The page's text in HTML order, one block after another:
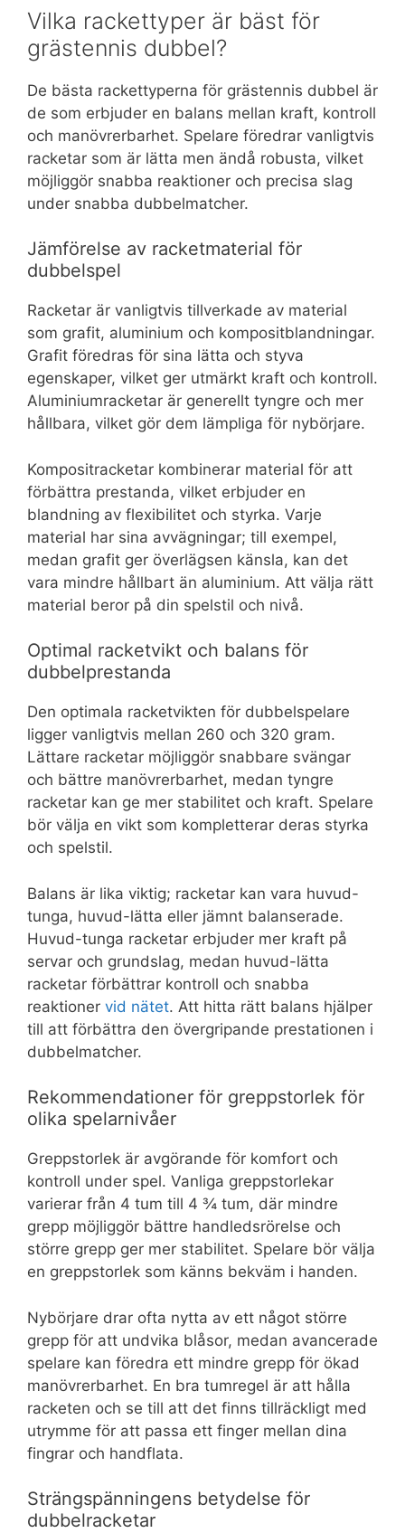
Vilka rackettyper är bäst för
grästennis dubbel?
De bästa rackettyperna för grästennis dubbel är
de som erbjuder en balans mellan kraft, kontroll
och manövrerbarhet. Spelare föredrar vanligtvis
racketar som är lätta men ändå robusta, vilket
möjliggör snabba reaktioner och precisa slag
under snabba dubbelmatcher.
Jämförelse av racketmaterial för
dubbelspel
Racketar är vanligtvis tillverkade av material
som grafit, aluminium och kompositblandningar.
Grafit föredras för sina lätta och styva
egenskaper, vilket ger utmärkt kraft och kontroll.
Aluminiumracketar är generellt tyngre och mer
hållbara, vilket gör dem lämpliga för nybörjare.
Kompositracketar kombinerar material för att
förbättra prestanda, vilket erbjuder en
blandning av flexibilitet och styrka. Varje
material har sina avvägningar; till exempel,
medan grafit ger överlägsen känsla, kan det
vara mindre hållbart än aluminium. Att välja rätt
material beror på din spelstil och nivå.
Optimal racketvikt och balans för
dubbelprestanda
Den optimala racketvikten för dubbelspelare
ligger vanligtvis mellan 260 och 320 gram.
Lättare racketar möjliggör snabbare svängar
och bättre manövrerbarhet, medan tyngre
racketar kan ge mer stabilitet och kraft. Spelare
bör välja en vikt som kompletterar deras styrka
och spelstil.
Balans är lika viktig; racketar kan vara huvud-
tunga, huvud-lätta eller jämnt balanserade.
Huvud-tunga racketar erbjuder mer kraft på
servar och grundslag, medan huvud-lätta
racketar förbättrar kontroll och snabba
reaktioner vid nätet. Att hitta rätt balans hjälper
till att förbättra den övergripande prestationen i
dubbelmatcher.
Rekommendationer för greppstorlek för
olika spelarnivåer
Greppstorlek är avgörande för komfort och
kontroll under spel. Vanliga greppstorlekar
varierar från 4 tum till 4 ¾ tum, där mindre
grepp möjliggör bättre handledsrörelse och
större grepp ger mer stabilitet. Spelare bör välja
en greppstorlek som känns bekväm i handen.
Nybörjare drar ofta nytta av ett något större
grepp för att undvika blåsor, medan avancerade
spelare kan föredra ett mindre grepp för ökad
manövrerbarhet. En bra tumregel är att hålla
racketen och se till att det finns tillräckligt med
utrymme för att passa ett finger mellan dina
fingrar och handflata.
Strängspänningens betydelse för
dubbelracketar